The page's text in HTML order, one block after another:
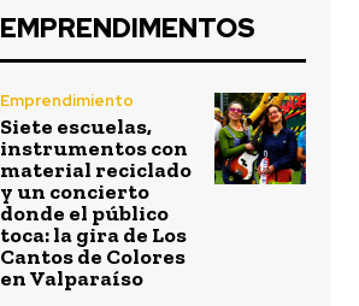
EMPRENDIMENTOS
Emprendimiento
Siete escuelas,
instrumentos con
material reciclado
y un concierto
donde el público
toca: la gira de Los
Cantos de Colores
en Valparaíso